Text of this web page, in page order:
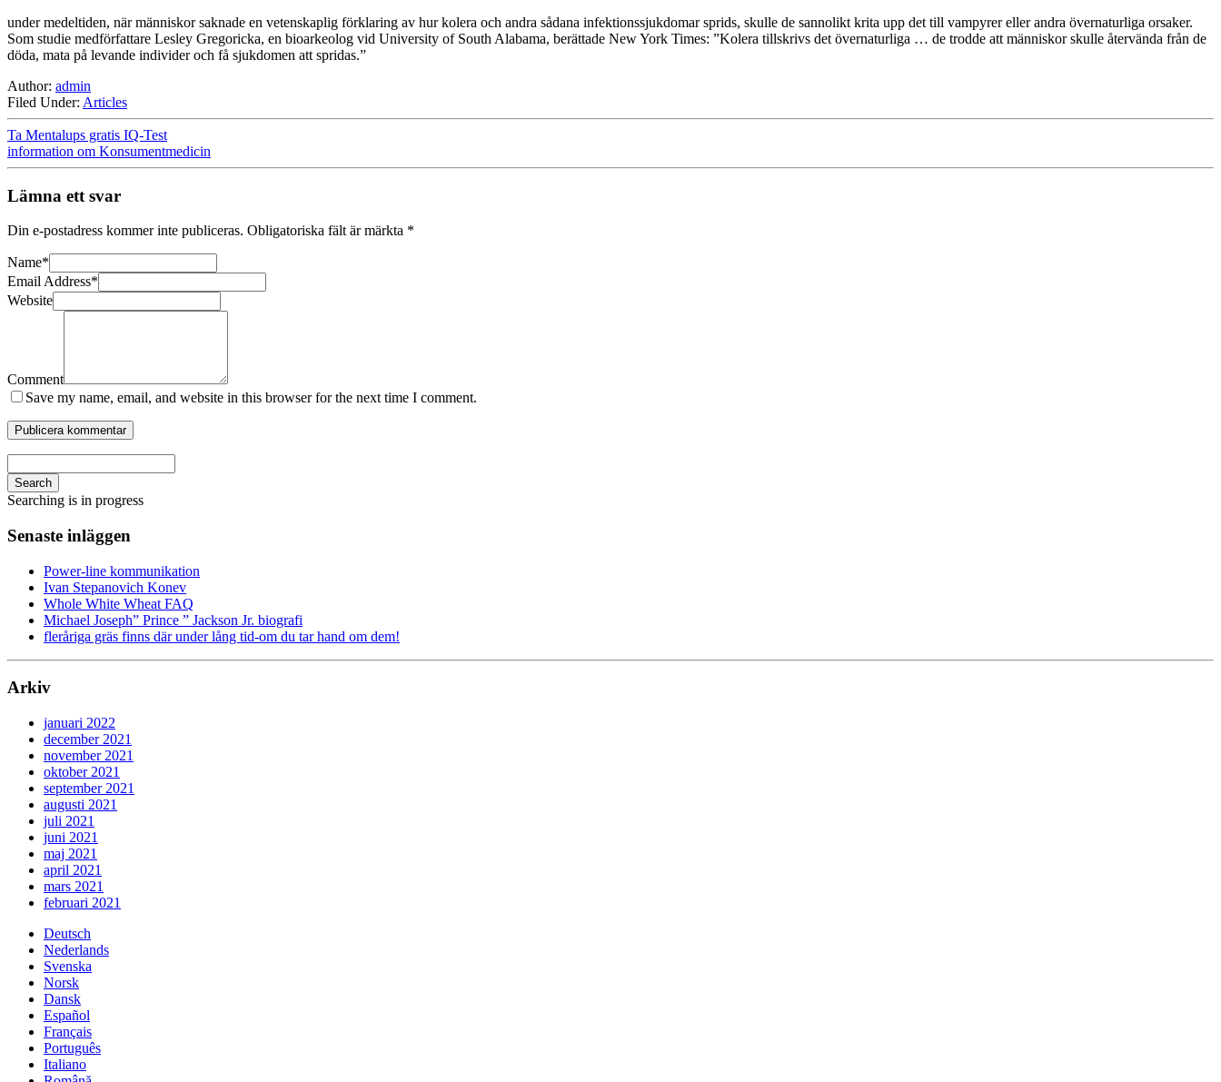
under medeltiden, när människor saknade en vetenskaplig förklaring av hur kolera och andra sådana infektionssjukdomar sprids, skulle de sannolikt krita upp det till vampyrer eller andra övernaturliga orsaker.
Som studie medförfattare Lesley Gregoricka, en bioarkeolog vid University of South Alabama, berättade New York Times: ”Kolera tillskrivs det övernaturliga … de trodde att människor skulle återvända från de
döda, mata på levande individer och få sjukdomen att spridas.”
Author: admin
Filed Under: Articles
Ta Mentalups gratis IQ-Test
information om Konsumentmedicin
Lämna ett svar
Din e-postadress kommer inte publiceras. Obligatoriska fält är märkta *
Name*
Email Address*
Website
Comment
Save my name, email, and website in this browser for the next time I comment.
Search
Searching is in progress
Senaste inläggen
Power-line kommunikation
Ivan Stepanovich Konev
Whole White Wheat FAQ
Michael Joseph” Prince ” Jackson Jr. biografi
fleråriga gräs finns där under lång tid-om du tar hand om dem!
Arkiv
januari 2022
december 2021
november 2021
oktober 2021
september 2021
augusti 2021
juli 2021
juni 2021
maj 2021
april 2021
mars 2021
februari 2021
Deutsch
Nederlands
Svenska
Norsk
Dansk
Español
Français
Português
Italiano